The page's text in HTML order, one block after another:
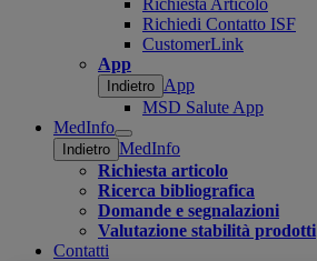
Richiesta Articolo
Richiedi Contatto ISF
CustomerLink
App
Indietro App
MSD Salute App
MedInfo
Open
submenu
Indietro MedInfo
Richiesta articolo
Ricerca bibliografica
Domande e segnalazioni
Valutazione stabilità prodotti
Contatti